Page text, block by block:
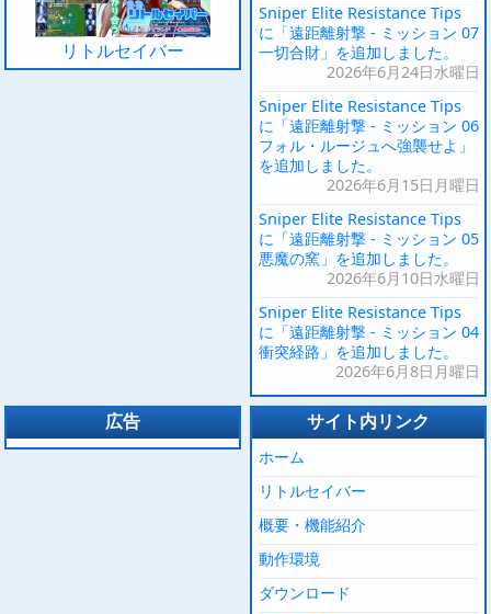
リトルセイバー
Sniper Elite Resistance Tips
に「遠距離射撃 - ミッション 07
一切合財」を追加しました。
2026年6月24日水曜日
Sniper Elite Resistance Tips
に「遠距離射撃 - ミッション 06
フォル・ルージュへ強襲せよ」
を追加しました。
2026年6月15日月曜日
Sniper Elite Resistance Tips
に「遠距離射撃 - ミッション 05
悪魔の窯」を追加しました。
2026年6月10日水曜日
Sniper Elite Resistance Tips
に「遠距離射撃 - ミッション 04
衝突経路」を追加しました。
2026年6月8日月曜日
広告 サイト内リンク
ホーム
リトルセイバー
概要・機能紹介
動作環境
ダウンロード